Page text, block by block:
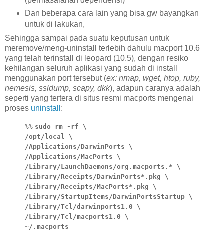
Dan beberapa cara lain yang bisa gw bayangkan
untuk di lakukan,
Sehingga sampai pada suatu keputusan untuk
meremove/meng-uninstall terlebih dahulu macport 10.6
yang telah terinstall di leopard (10.5), dengan resiko
kehilangan seluruh aplikasi yang sudah di install
menggunakan port tersebut (ex: nmap, wget, htop, ruby,
nemesis, ssldump, scapy, dkk), adapun caranya adalah
seperti yang tertera di situs resmi macports mengenai
proses uninstall :
%% sudo rm -rf \
/opt/local \
/Applications/DarwinPorts \
/Applications/MacPorts \
/Library/LaunchDaemons/org.macports.* \
/Library/Receipts/DarwinPorts*.pkg \
/Library/Receipts/MacPorts*.pkg \
/Library/StartupItems/DarwinPortsStartup \
/Library/Tcl/darwinports1.0 \
/Library/Tcl/macports1.0 \
~/.macports